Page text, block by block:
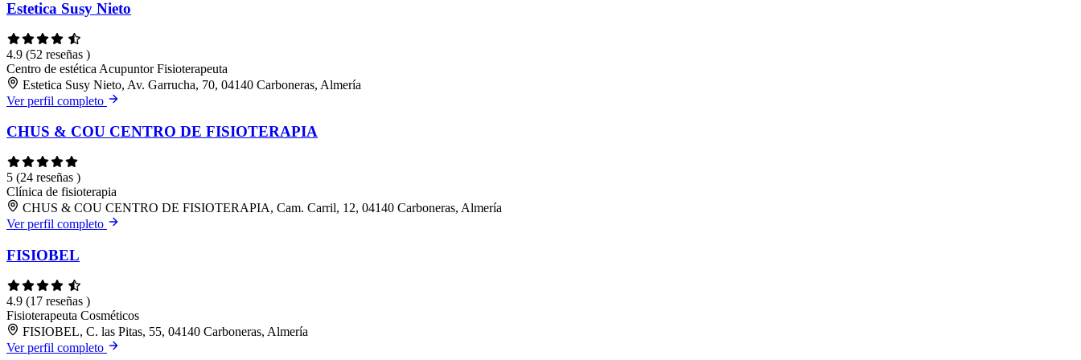
Estetica Susy Nieto
4.9 (52 reseñas )
Centro de estética AcupuntorFisioterapeuta
Estetica Susy Nieto, Av. Garrucha, 70, 04140 Carboneras, Almería
Ver perfil completo
CHUS & COU CENTRO DE FISIOTERAPIA
5 (24 reseñas )
Clínica de fisioterapia
CHUS & COU CENTRO DE FISIOTERAPIA, Cam. Carril, 12, 04140 Carboneras, Almería
Ver perfil completo
FISIOBEL
4.9 (17 reseñas )
Fisioterapeuta Cosméticos
FISIOBEL, C. las Pitas, 55, 04140 Carboneras, Almería
Ver perfil completo